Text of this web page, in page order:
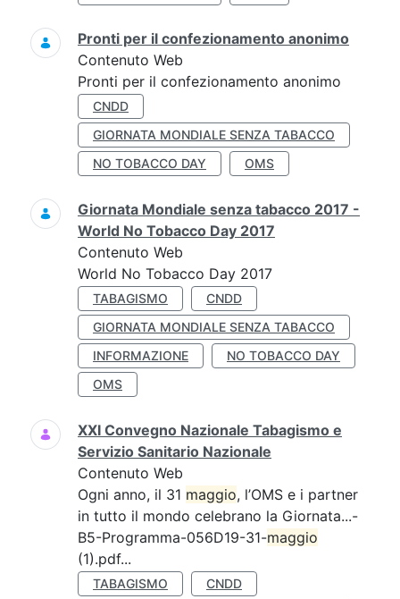
Pronti per il confezionamento anonimo
Contenuto Web
Pronti per il confezionamento anonimo
CNDD
GIORNATA MONDIALE SENZA TABACCO
NO TOBACCO DAY
OMS
Giornata Mondiale senza tabacco 2017 -
World No Tobacco Day 2017
Contenuto Web
World No Tobacco Day 2017
TABAGISMO
CNDD
GIORNATA MONDIALE SENZA TABACCO
INFORMAZIONE
NO TOBACCO DAY
OMS
XXI Convegno Nazionale Tabagismo e
Servizio Sanitario Nazionale
Contenuto Web
Ogni anno, il 31 maggio, l’OMS e i partner
in tutto il mondo celebrano la Giornata...-
B5-Programma-056D19-31-maggio
(1).pdf...
TABAGISMO
CNDD